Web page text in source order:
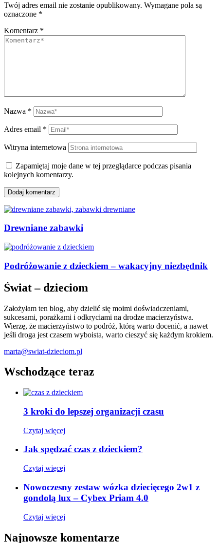
Twój adres email nie zostanie opublikowany. Wymagane pola są
oznaczone *
Komentarz *
Nazwa *
Adres email *
Witryna internetowa
Zapamiętaj moje dane w tej przeglądarce podczas pisania
kolejnych komentarzy.
Drewniane zabawki
Podróżowanie z dzieckiem – wakacyjny niezbędnik
Świat – dzieciom
Założyłam ten blog, aby dzielić się moimi doświadczeniami,
sukcesami, porażkami i odkryciami na drodze macierzyństwa.
Wierzę, że macierzyństwo to podróż, którą warto docenić, a nawet
jeśli droga jest czasem wyboista, warto cieszyć się każdym krokiem.
marta@swiat-dzieciom.pl
Wschodzące teraz
3 kroki do lepszej organizacji czasu
Czytaj więcej
Jak spędzać czas z dzieckiem?
Czytaj więcej
Nowoczesny zestaw wózka dziecięcego 2w1 z
gondolą lux – Cybex Priam 4.0
Czytaj więcej
Najnowsze komentarze